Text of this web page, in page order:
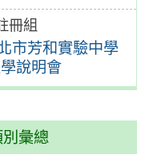
冊組
市芳和實驗中學
說明會
彙總